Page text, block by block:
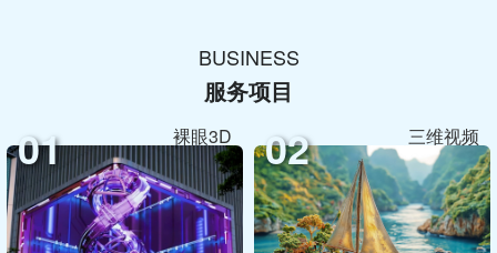
BUSINESS
服务项目
01 裸眼3D 02 三维视频